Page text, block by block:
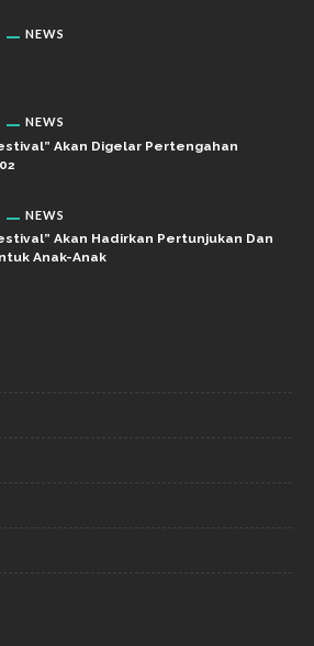
NEWS
NEWS
Akan Digelar Pertengahan
NEWS
Akan Hadirkan Pertunjukan Dan
Anak-Anak